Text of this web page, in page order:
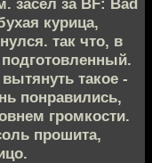
курица,
так что, в
такое -
понравились,
громкости.
прошита,